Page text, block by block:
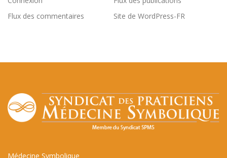
Flux des commentaires
Site de WordPress-FR
Médecine Symbolique